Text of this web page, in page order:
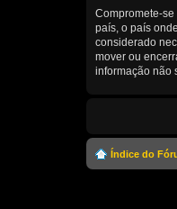
Compromete-
país, o país
considerado
mover ou
informação não
Índice do